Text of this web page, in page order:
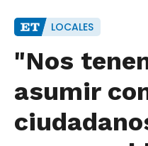
LOCALES
"Nos
asumir